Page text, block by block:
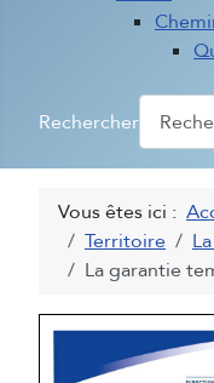
Rechercher
Vous êtes ici :
Territoire
La garantie